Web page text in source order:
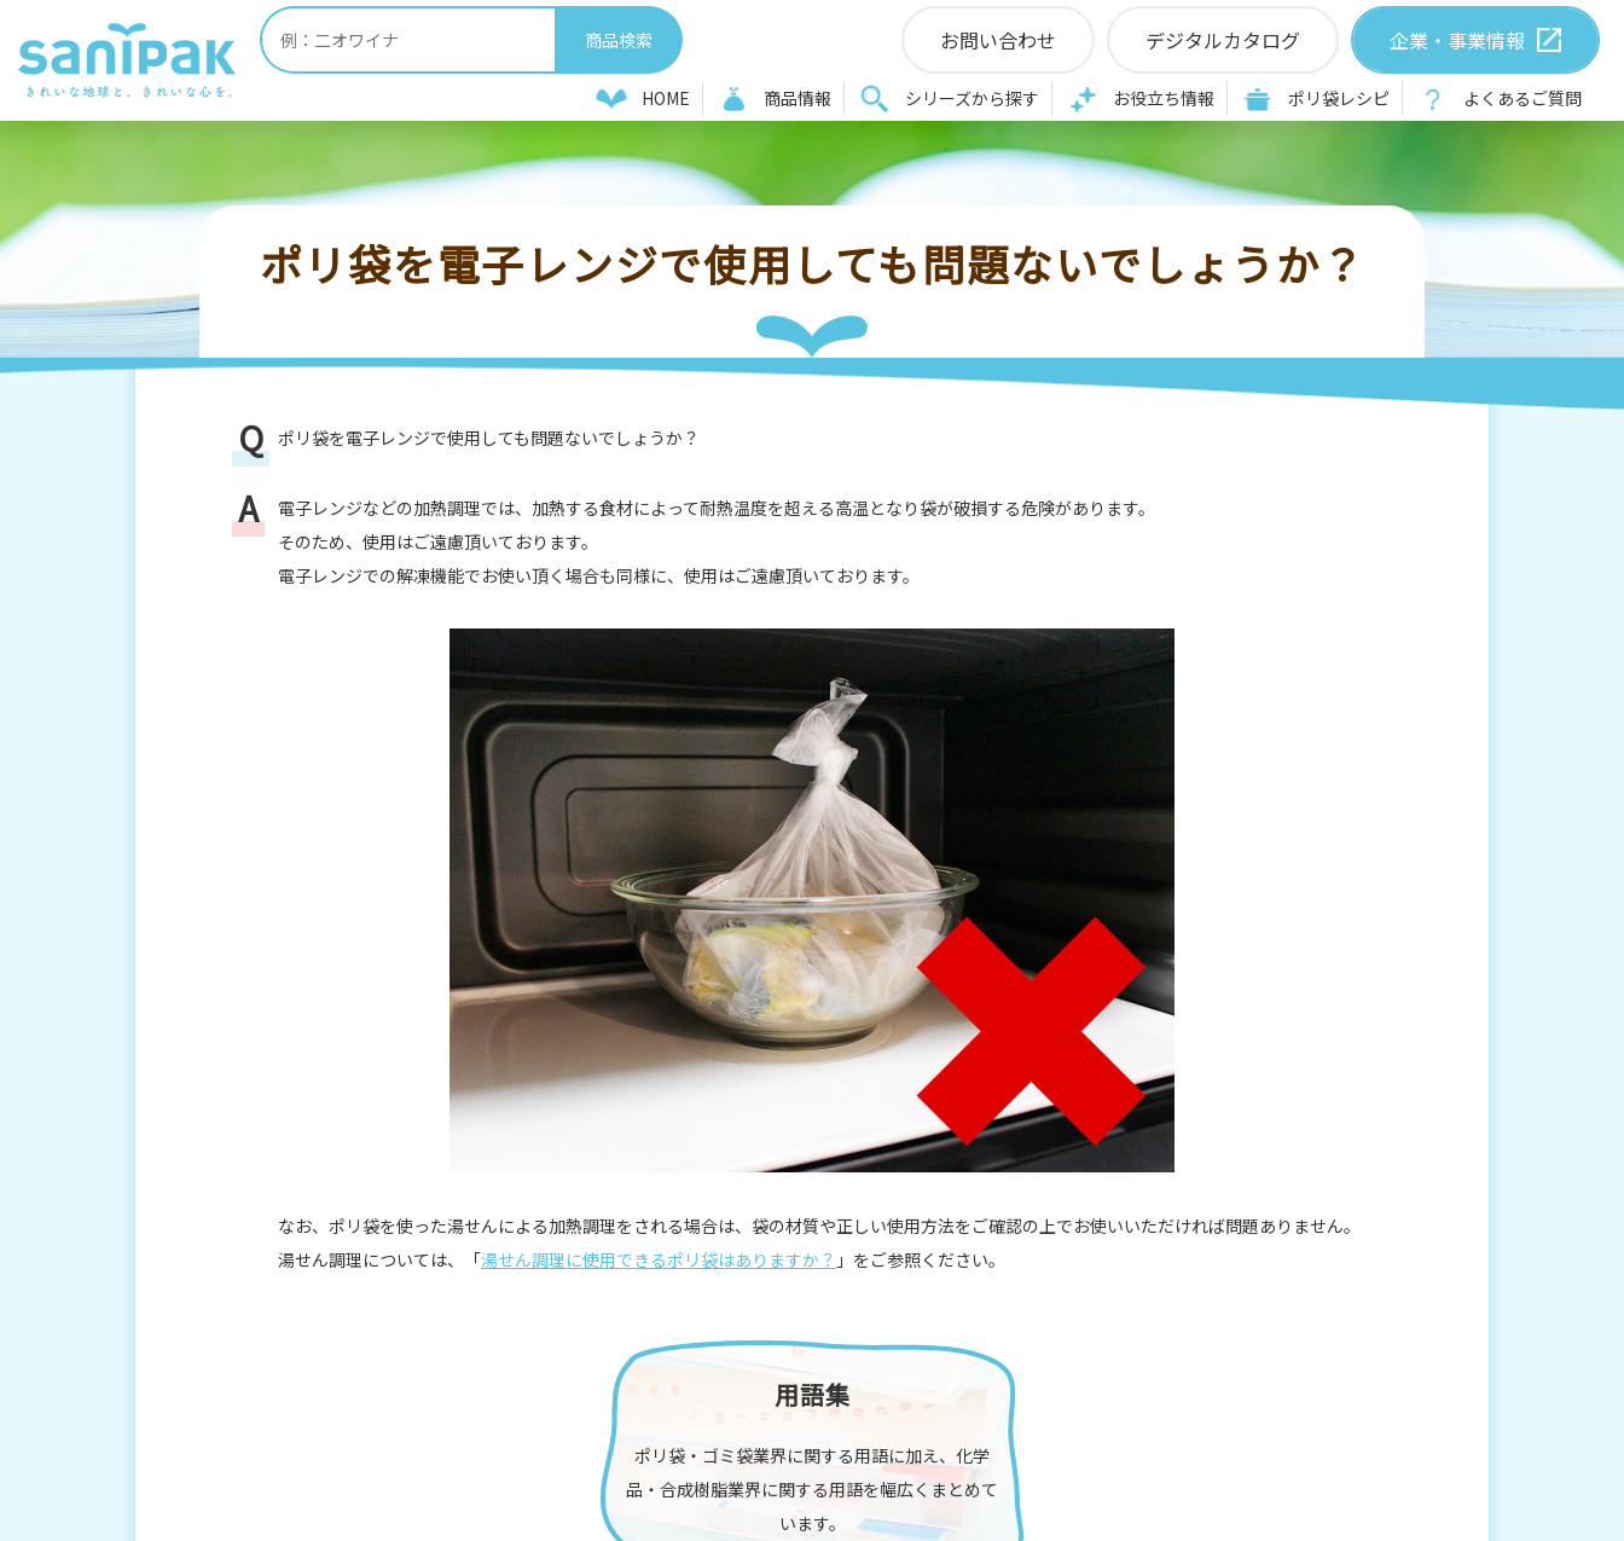
HOME 商品情報 シリーズから探す お役立ち情報 ポリ袋レシピ よくあるご質問
お問い合わせ デジタルカタログ 企業・事業情報
HOME ポリ袋を電子レンジで使用しても問題ないでしょうか？
ポリ袋を電子レンジで使用しても問題ないでしょうか？
ポリ袋を電子レンジで使用しても問題ないでしょうか？
電子レンジなどの加熱調理では、加熱する食材によって耐熱温度を超える高温となり袋が破損する危険があります。
そのため、使用はご遠慮頂いております。
電子レンジでの解凍機能でお使い頂く場合も同様に、使用はご遠慮頂いております。
なお、ポリ袋を使った湯せんによる加熱調理をされる場合は、袋の材質や正しい使用方法をご確認の上でお使いいただければ問題ありません。
湯せん調理については、「湯せん調理に使用できるポリ袋はありますか？ 」をご参照ください。
用語集
ポリ袋・ゴミ袋業界に関する用語に加え、化学
品・合成樹脂業界に関する用語を幅広くまとめて
います。